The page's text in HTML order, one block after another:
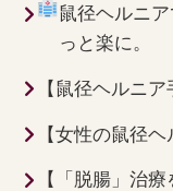
鼠径ヘルニ
っと楽に。
【鼠径ヘルニ
【女性の鼠径ヘ
【「脱腸」治